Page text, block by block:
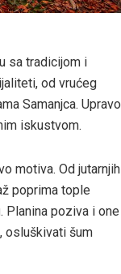
sa tradicijom i
od vrućeg
Samanjca. Upravo
iskustvom.
motiva. Od jutarnjih
poprima tople
Planina poziva i one
osluškivati šum